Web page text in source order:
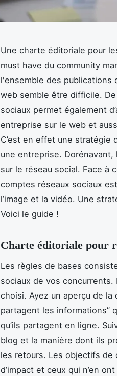
Une charte éditoriale pour
must have du community
l'ensemble des publications
web semble être difficile.
sociaux permet également
entreprise sur le web et
C’est en effet une stratégie
une entreprise. Dorénavant,
sur le réseau social. Face à
comptes réseaux sociaux
l’image et la vidéo. Une
Voici le guide !
Charte éditoriale pour
Les règles de bases
sociaux de vos concurrents.
choisi. Ayez un aperçu de
partagent les informations”
qu’ils partagent en ligne.
blog et la manière dont ils
les retours. Les objectifs de
d’impact et ceux qui n’en